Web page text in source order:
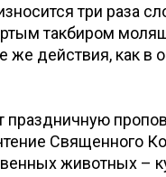
три раза
такбиром
действия, как в
Священного
животных –